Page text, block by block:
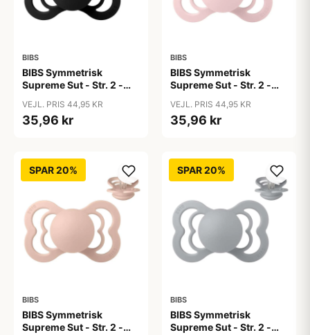
BIBS
BIBS Symmetrisk
Supreme Sut - Str. 2 -
VEJL. PRIS 44,95 KR
35,96 kr
BIBS
BIBS Symmetrisk
Supreme Sut - Str. 2 -
VEJL. PRIS 44,95 KR
35,96 kr
SPAR 20%
BIBS
BIBS Symmetrisk
Supreme Sut - Str. 2 -
SPAR 20%
BIBS
BIBS Symmetrisk
Supreme Sut - Str. 2 -